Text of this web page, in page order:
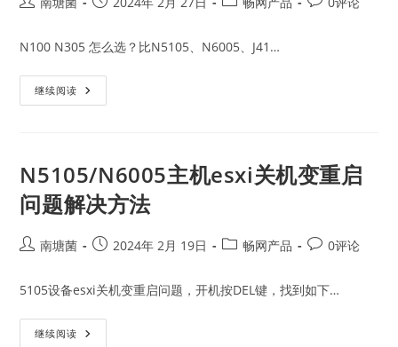
N100 N305 怎么选？比N5105、N6005、J41…
继续阅读 N100
N305
N5105/N6005主机esxi关机变重启
问题解决方法
Post南塘菌
Post2024年 2月 19日
Post畅网产品
Post0评论
5105设备esxi关机变重启问题，开机按DEL键，找到如下…
继续阅读 N5105/N6005